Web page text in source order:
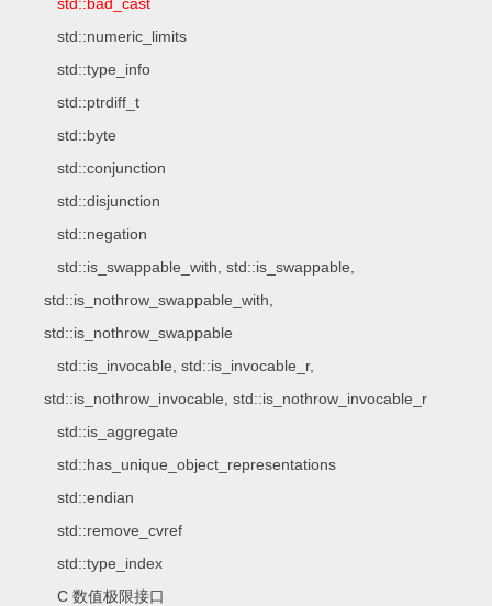
std::numeric_limits
std::type_info
std::ptrdiff_t
std::byte
std::conjunction
std::disjunction
std::negation
std::is_swappable_with, std::is_swappable,
std::is_nothrow_swappable_with,
std::is_nothrow_swappable
std::is_invocable, std::is_invocable_r,
std::is_nothrow_invocable, std::is_nothrow_invocable_r
std::is_aggregate
std::has_unique_object_representations
std::endian
std::remove_cvref
std::type_index
C 数值极限接口